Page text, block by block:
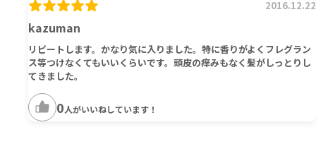
kazuman
2016.12.22
リピートします。かなり気に入りました。特に香りがよくフレグラン
ス等つけなくてもいいくらいです。頭皮の痒みもなく髪がしっとりし
てきました。
0人がいいねしています！